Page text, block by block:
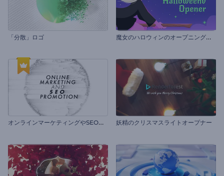
「分散」ロゴ 魔
女のハロウィンのオープニング動画
オ
ンラインマーケティングやSEOプロモーション 妖精のクリスマスライトオープナー